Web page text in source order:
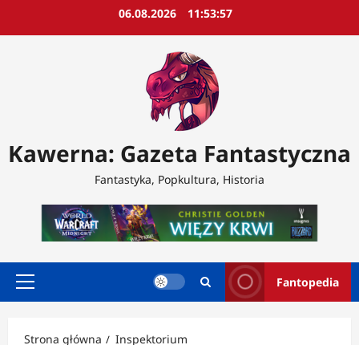
06.08.2026 11:53:59
Kawerna: Gazeta Fantastyczna
Fantastyka, Popkultura, Historia
Menu
Fantopedia
Strona główna Inspektorium